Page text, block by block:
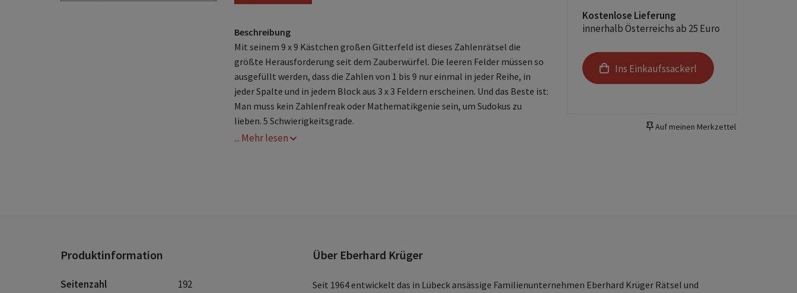
Beschreibung
Mit seinem 9 x 9 Kästchen großen Gitterfeld ist dieses Zahlenrätsel die
größte Herausforderung seit dem Zauberwürfel. Die leeren Felder müssen so
ausgefüllt werden, dass die Zahlen von 1 bis 9 nur einmal in jeder Reihe, in
jeder Spalte und in jedem Block aus 3 x 3 Feldern erscheinen. Und das Beste ist:
Man muss kein Zahlenfreak oder Mathematikgenie sein, um Sudokus zu
lieben. 5 Schwierigkeitsgrade.
... Mehr lesen
Kostenlose Lieferung
innerhalb Österreichs ab 25 Euro
Ins Einkaufssackerl
Auf meinen Merkzettel
Produktinformation
Seitenzahl
192
Über Eberhard Krüger
Seit 1964 entwickelt das in Lübeck ansässige Familienunternehmen Eberhard Krüger Rätsel und